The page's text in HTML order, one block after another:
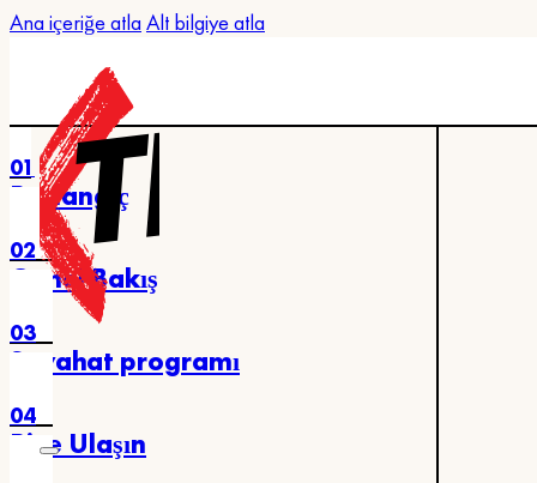
Ana içeriğe atla Alt bilgiye atla
01
Başlangıç
02
Genel Bakış
03
Seyahat programı
04
Bize Ulaşın